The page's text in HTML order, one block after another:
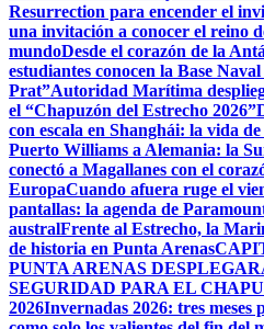
Resurrection para encender el
una invitación a conocer el reino
mundoDesde el corazón de la
estudiantes conocen la Base
Prat”Autoridad Marítima
el “Chapuzón del Estrecho 2026”
con escala en Shanghái: la vida
Puerto Williams a Alemania: la
conectó a Magallanes con el
EuropaCuando afuera ruge el
pantallas: la agenda de
australFrente al Estrecho, la
de historia en Punta Arenas
PUNTA ARENAS
SEGURIDAD PARA EL
2026Invernadas 2026: tres